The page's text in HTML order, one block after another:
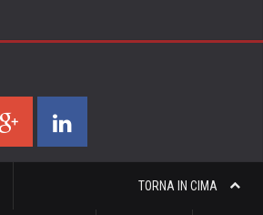
TORNA IN CIMA